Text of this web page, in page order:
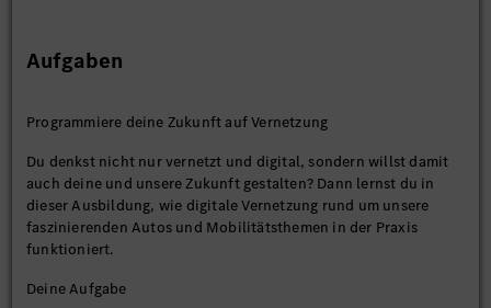
Aufgaben
Programmiere deine Zukunft auf Vernetzung
Du denkst nicht nur vernetzt und digital, sondern willst damit
auch deine und unsere Zukunft gestalten? Dann lernst du in
dieser Ausbildung, wie digitale Vernetzung rund um unsere
faszinierenden Autos und Mobilitätsthemen in der Praxis
funktioniert.
Deine Aufgabe